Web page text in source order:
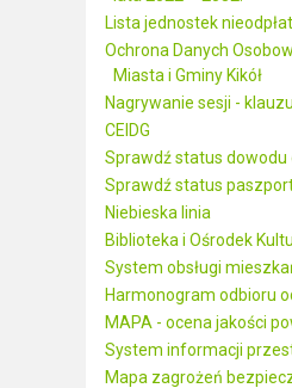
Lista jednostek
Ochrona Danych
Miasta i Gminy Kikół
Nagrywanie sesji -
CEIDG
Sprawdź status dowodu
Sprawdź status
Niebieska linia
Biblioteka i Ośrodek
System obsługi
Harmonogram odbioru
MAPA - ocena jakości
System informacji
Mapa zagrożeń